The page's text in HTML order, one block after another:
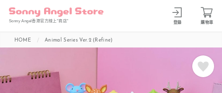
Sonny Angel香港官方線上”商店” 登錄 購物車
HOME Animal Series Ver.2 (Refine)